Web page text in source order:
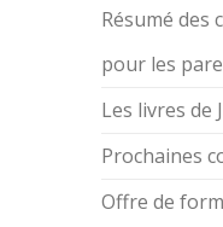
Résumé des
pour les
Les livres de
Prochaines
Offre de